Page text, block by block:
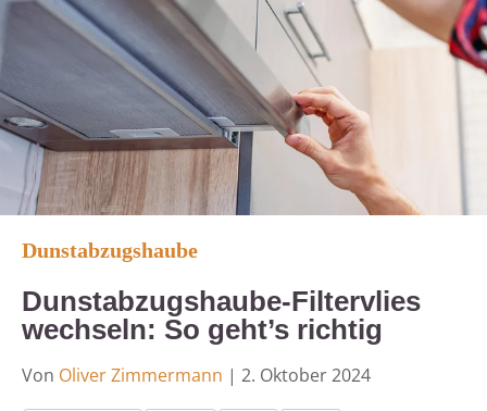
Dunstabzugshaube
Dunstabzugshaube-Filtervlies
wechseln: So geht’s richtig
Von Oliver Zimmermann | 2. Oktober 2024